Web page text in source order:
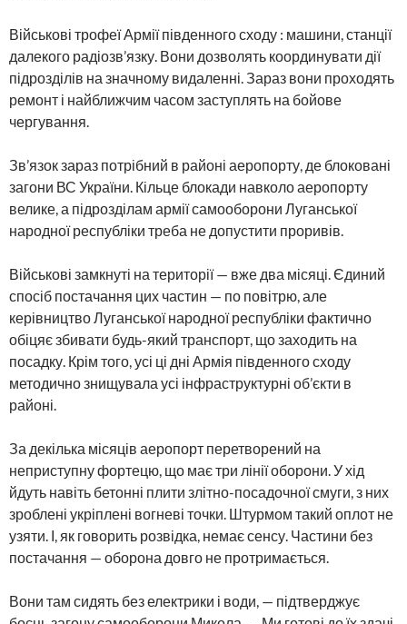
Військові трофеї Армії південного сходу : машини, станції
далекого радіозв’язку. Вони дозволять координувати дії
підрозділів на значному видаленні. Зараз вони проходять
ремонт і найближчим часом заступлять на бойове
чергування.
Зв’язок зараз потрібний в районі аеропорту, де блоковані
загони ВС України. Кільце блокади навколо аеропорту
велике, а підрозділам армії самооборони Луганської
народної республіки треба не допустити проривів.
Військові замкнуті на території — вже два місяці. Єдиний
спосіб постачання цих частин — по повітрю, але
керівництво Луганської народної республіки фактично
обіцяє збивати будь-який транспорт, що заходить на
посадку. Крім того, усі ці дні Армія південного сходу
методично знищувала усі інфраструктурні об’єкти в
районі.
За декілька місяців аеропорт перетворений на
неприступну фортецю, що має три лінії оборони. У хід
йдуть навіть бетонні плити злітно-посадочної смуги, з них
зроблені укріплені вогневі точки. Штурмом такий оплот не
узяти. І, як говорить розвідка, немає сенсу. Частини без
постачання — оборона довго не протримається.
Вони там сидять без електрики і води, — підтверджує